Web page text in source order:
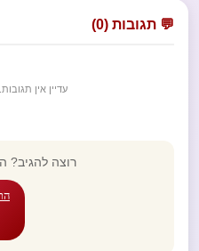
💬 תגובות (0)
עדיין אין
רוצה להגיב?